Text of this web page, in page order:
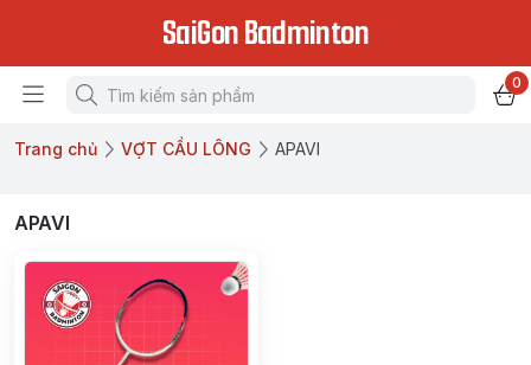
SaiGon Badminton
0
Trang chủ VỢT CẦU LÔNG APAVI
APAVI